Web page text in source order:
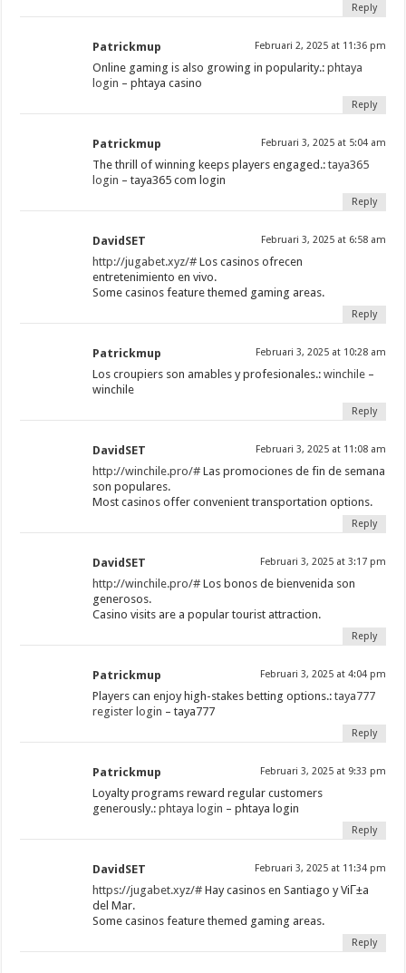
Reply
Patrickmup Februari 2, 2025 at 11:36 pm
Online gaming is also growing in popularity.:phtaya
login – phtaya casino
Reply
Patrickmup Februari 3, 2025 at 5:04 am
The thrill of winning keeps players engaged.:taya365
login – taya365 com login
Reply
DavidSET Februari 3, 2025 at 6:58 am
http://jugabet.xyz/# Los casinos ofrecen
entretenimiento en vivo.
Some casinos feature themed gaming areas.
Reply
Patrickmup Februari 3, 2025 at 10:28 am
Los croupiers son amables y profesionales.:winchile –
winchile
Reply
DavidSET Februari 3, 2025 at 11:08 am
http://winchile.pro/# Las promociones de fin de semana
son populares.
Most casinos offer convenient transportation options.
Reply
DavidSET Februari 3, 2025 at 3:17 pm
http://winchile.pro/# Los bonos de bienvenida son
generosos.
Casino visits are a popular tourist attraction.
Reply
Patrickmup Februari 3, 2025 at 4:04 pm
Players can enjoy high-stakes betting options.:taya777
register login – taya777
Reply
Patrickmup Februari 3, 2025 at 9:33 pm
Loyalty programs reward regular customers
generously.:phtaya login – phtaya login
Reply
DavidSET Februari 3, 2025 at 11:34 pm
https://jugabet.xyz/# Hay casinos en Santiago y ViГ±a
del Mar.
Some casinos feature themed gaming areas.
Reply